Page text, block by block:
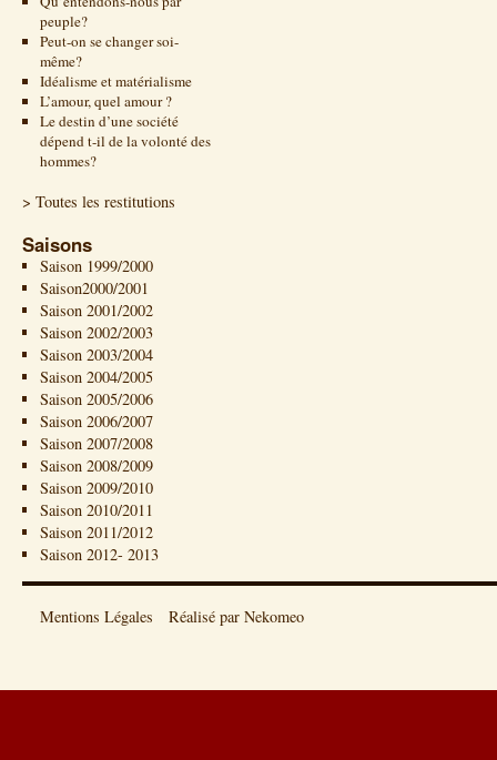
peuple?
Peut-on se changer soi-
même?
Idéalisme et matérialisme
L’amour, quel amour ?
Le destin d’une société
dépend t-il de la volonté des
hommes?
> Toutes les restitutions
Saisons
Saison 1999/2000
Saison2000/2001
Saison 2001/2002
Saison 2002/2003
Saison 2003/2004
Saison 2004/2005
Saison 2005/2006
Saison 2006/2007
Saison 2007/2008
Saison 2008/2009
Saison 2009/2010
Saison 2010/2011
Saison 2011/2012
Saison 2012- 2013
Mentions Légales Réalisé par Nekomeo